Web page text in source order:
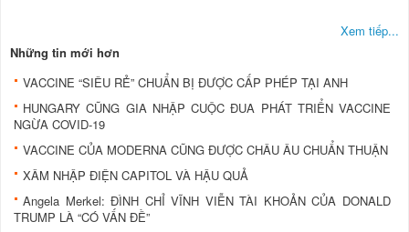
Xem tiếp...
Những tin mới hơn
VACCINE “SIÊU RẺ” CHUẨN BỊ ĐƯỢC CẤP PHÉP TẠI ANH
HUNGARY CŨNG GIA NHẬP CUỘC ĐUA PHÁT TRIỂN VACCINE
NGỪA COVID-19
VACCINE CỦA MODERNA CŨNG ĐƯỢC CHÂU ÂU CHUẨN THUẬN
XÂM NHẬP ĐIỆN CAPITOL VÀ HẬU QUẢ
Angela Merkel: ĐÌNH CHỈ VĨNH VIỄN TÀI KHOẢN CỦA DONALD
TRUMP LÀ “CÓ VẤN ĐỀ”